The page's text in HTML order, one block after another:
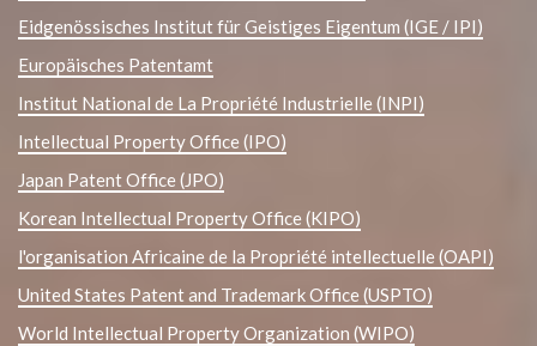
Eidgenössisches Institut für Geistiges Eigentum (IGE / IPI)
Europäisches Patentamt
Institut National de La Propriété Industrielle (INPI)
Intellectual Property Office (IPO)
Japan Patent Office (JPO)
Korean Intellectual Property Office (KIPO)
l'organisation Africaine de la Propriété intellectuelle (OAPI)
United States Patent and Trademark Office (USPTO)
World Intellectual Property Organization (WIPO)